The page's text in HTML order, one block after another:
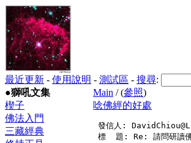
最近更新 - 使用說明 - 測試區 - 搜尋:
●獅吼文集
楔子
佛法入門
三藏經典
Main / (參照)
唸佛經的好處
發信人:
標  題: Re: 請問研讀佛